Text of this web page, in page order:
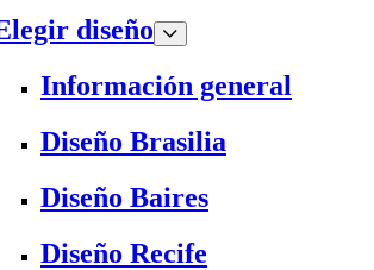
diseño
Información general
Diseño Brasilia
Diseño Baires
Diseño Recife